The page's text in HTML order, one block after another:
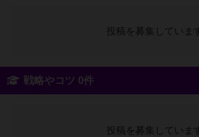
投稿を募集しています
戦略やコツ 0件
投稿を募集しています